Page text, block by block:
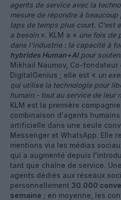
agents de service avec la
mesure de répondre à
laps de temps plus court. C'est
a besoin». KLM a « une fois de
dans l'industrie : la capacité à
hybrides Human+AIpour
Mikhail Naumov, Co-fondateur
DigitalGenius ; elle est « un
qui utilise la technologie pour
humain - tout au service de leur
KLM est la première
combinaison d'agents
artificielle dans une seule
Messenger et WhatsApp. Elle
mentions via les médias
qui a augmenté depuis
tant que chaîne de service.
agents dédiés aux réseaux
personnellement 30.000
semaine ; en moyenne, les